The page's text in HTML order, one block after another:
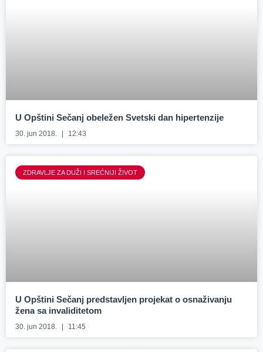
U Opštini Sečanj obeležen Svetski dan hipertenzije
30. jun 2018. 12:43
ZDRAVLJE ZA DUŽI I SREĆNIJI ŽIVOT
U Opštini Sečanj predstavljen projekat o osnaživanju
žena sa invaliditetom
30. jun 2018. 11:45